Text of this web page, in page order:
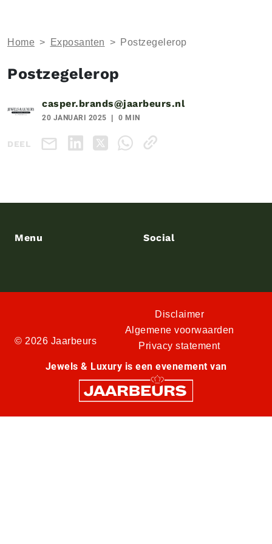
Home > Exposanten > Postzegelerop
Postzegelerop
casper.brands@jaarbeurs.nl
20 JANUARI 2025 0 MIN
DEEL
Menu Social
© 2026 Jaarbeurs
Disclaimer
Algemene voorwaarden
Privacy statement
Jewels & Luxury is een evenement van